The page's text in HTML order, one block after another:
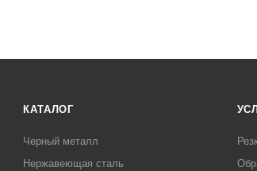
КАТАЛОГ
Черный металл
Нержавеющая сталь